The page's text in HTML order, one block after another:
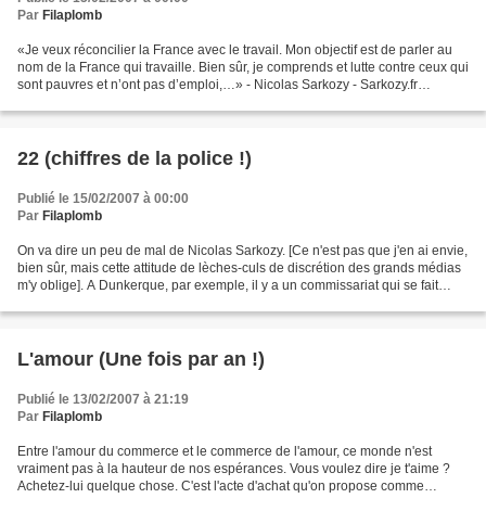
Par Filaplomb
«Je veux réconcilier la France avec le travail. Mon objectif est de parler au
nom de la France qui travaille. Bien sûr, je comprends et lutte contre ceux qui
sont pauvres et n’ont pas d’emploi,…» - Nicolas Sarkozy - Sarkozy.fr
22 (chiffres de la police !)
Publié le 15/02/2007 à 00:00
Par Filaplomb
On va dire un peu de mal de Nicolas Sarkozy. [Ce n'est pas que j'en ai envie,
bien sûr, mais cette attitude de lèches-culs de discrétion des grands médias
m'y oblige]. A Dunkerque, par exemple, il y a un commissariat qui se fait
L'amour (Une fois par an !)
Publié le 13/02/2007 à 21:19
Par Filaplomb
Entre l'amour du commerce et le commerce de l'amour, ce monde n'est
vraiment pas à la hauteur de nos espérances. Vous voulez dire je t'aime ?
Achetez-lui quelque chose. C'est l'acte d'achat qu'on propose comme